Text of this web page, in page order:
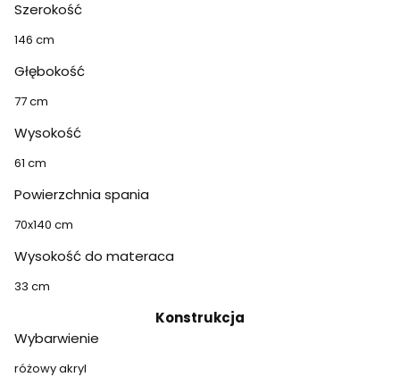
Szerokość
146 cm
Głębokość
77 cm
Wysokość
61 cm
Powierzchnia spania
70x140 cm
Wysokość do materaca
33 cm
Konstrukcja
Wybarwienie
różowy akryl